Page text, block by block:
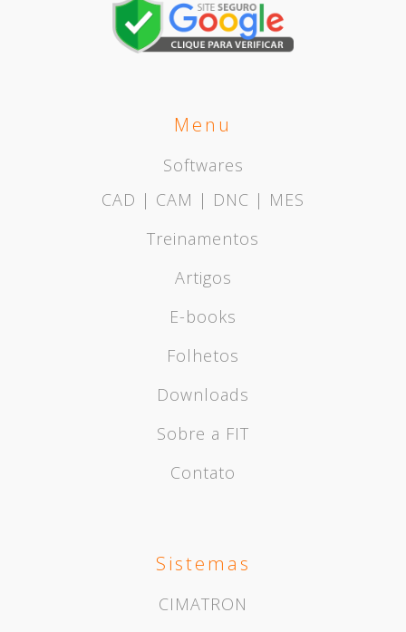
Menu
Softwares
CAD | CAM | DNC | MES
Treinamentos
Artigos
E-books
Folhetos
Downloads
Sobre a FIT
Contato
Sistemas
CIMATRON